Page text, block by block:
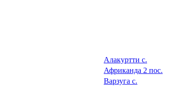
Алакуртти с.
Африканда 2 пос.
Варзуга с.